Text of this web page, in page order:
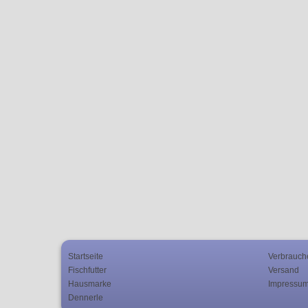
Startseite
Fischfutter
Hausmarke
Dennerle
Versand